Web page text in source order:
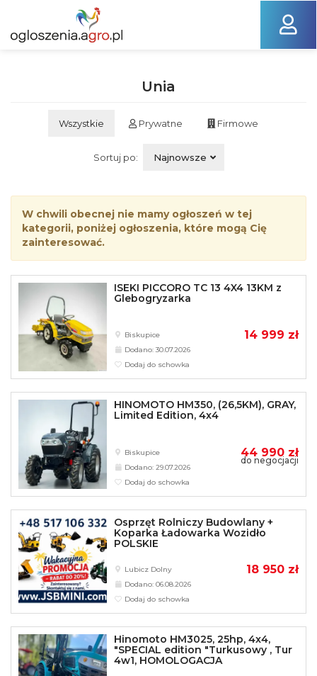
Unia
Wszystkie Prywatne Firmowe
Sortuj po: Najnowsze
W chwili obecnej nie mamy ogłoszeń w tej
kategorii, poniżej ogłoszenia, które mogą Cię
zainteresować.
ISEKI PICCORO TC 13 4X4 13KM z
Glebogryzarka
14 999 zł
Biskupice
Dodano: 30.07.2026
Dodaj do schowka
HINOMOTO HM350, (26,5KM), GRAY,
Limited Edition, 4x4
44 990 zł
do negocjacji
Biskupice
Dodano: 29.07.2026
Dodaj do schowka
Osprzęt Rolniczy Budowlany +
Koparka Ładowarka Wozidło
POLSKIE
18 950 zł
Lubicz Dolny
Dodano: 06.08.2026
Dodaj do schowka
Hinomoto HM3025, 25hp, 4x4,
"SPECIAL edition "Turkusowy , Tur
4w1, HOMOLOGACJA